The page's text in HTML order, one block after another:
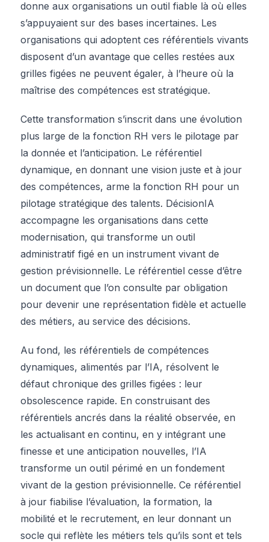
donne aux organisations un outil fiable là où elles
s’appuyaient sur des bases incertaines. Les
organisations qui adoptent ces référentiels vivants
disposent d’un avantage que celles restées aux
grilles figées ne peuvent égaler, à l’heure où la
maîtrise des compétences est stratégique.
Cette transformation s’inscrit dans une évolution
plus large de la fonction RH vers le pilotage par
la donnée et l’anticipation. Le référentiel
dynamique, en donnant une vision juste et à jour
des compétences, arme la fonction RH pour un
pilotage stratégique des talents. DécisionIA
accompagne les organisations dans cette
modernisation, qui transforme un outil
administratif figé en un instrument vivant de
gestion prévisionnelle. Le référentiel cesse d’être
un document que l’on consulte par obligation
pour devenir une représentation fidèle et actuelle
des métiers, au service des décisions.
Au fond, les référentiels de compétences
dynamiques, alimentés par l’IA, résolvent le
défaut chronique des grilles figées : leur
obsolescence rapide. En construisant des
référentiels ancrés dans la réalité observée, en
les actualisant en continu, en y intégrant une
finesse et une anticipation nouvelles, l’IA
transforme un outil périmé en un fondement
vivant de la gestion prévisionnelle. Ce référentiel
à jour fiabilise l’évaluation, la formation, la
mobilité et le recrutement, en leur donnant un
socle qui reflète les métiers tels qu’ils sont et tels